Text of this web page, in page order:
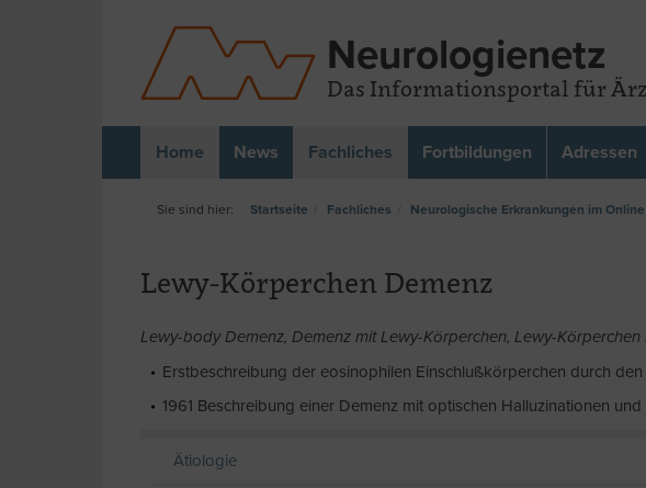
Neurologienetz
Das Informationsportal für
Home News Fachliches Fortbildungen Adressen
Startseite Fachliches Neurologische Erkrankungen im
Lewy-Körperchen Demenz
Lewy-body Demenz, Demenz mit Lewy-Körperchen, Lewy-
Erstbeschreibung der eosinophilen Einschlußkörperchen durch
1961 Beschreibung einer Demenz mit optischen Halluzinationen
Ätiologie